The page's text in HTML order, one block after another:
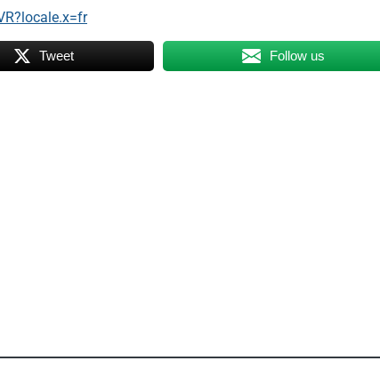
Tweet Follow us